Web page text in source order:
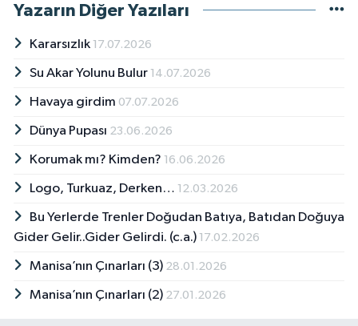
Yazarın Diğer Yazıları
Kararsızlık 17.07.2026
Su Akar Yolunu Bulur 14.07.2026
Havaya girdim 07.07.2026
Dünya Pupası 23.06.2026
Korumak mı? Kimden? 16.06.2026
Logo, Turkuaz, Derken… 12.03.2026
Bu Yerlerde Trenler Doğudan Batıya, Batıdan Doğuya
Gider Gelir..Gider Gelirdi. (c.a.) 17.02.2026
Manisa’nın Çınarları (3) 28.01.2026
Manisa’nın Çınarları (2) 27.01.2026